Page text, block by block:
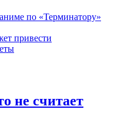
по «Терминатору»
привести
не считает